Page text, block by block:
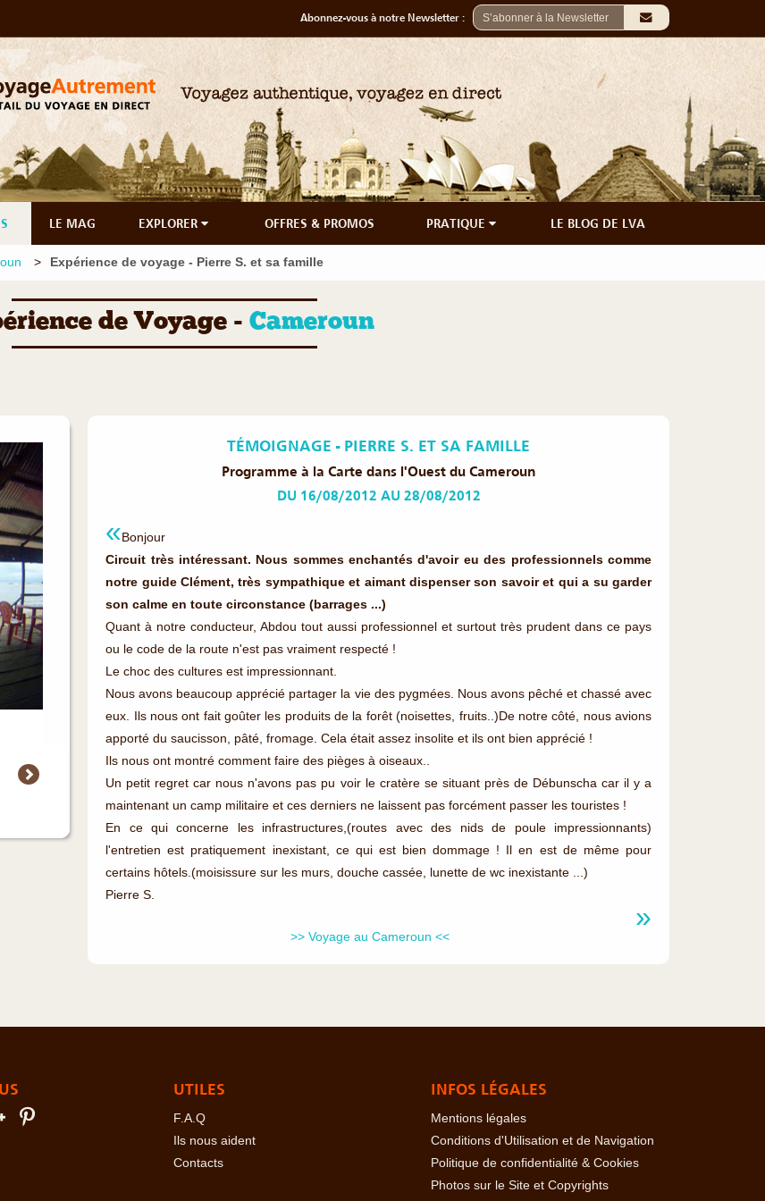
Abonnez-vous à notre Newsletter :
LE MAG EXPLORER OFFRES & PROMOS PRATIQUE LE BLOG DE LVA
Expérience de voyage - Pierre S. et sa famille
de Voyage - Cameroun
TÉMOIGNAGE - PIERRE S. ET SA FAMILLE
Programme à la Carte dans l'Ouest du Cameroun
DU 16/08/2012 AU 28/08/2012
Bonjour
Circuit très intéressant. Nous sommes enchantés d'avoir eu des professionnels comme
notre guide Clément, très sympathique et aimant dispenser son savoir et qui a su garder
son calme en toute circonstance (barrages ...)
Quant à notre conducteur, Abdou tout aussi professionnel et surtout très prudent dans ce pays
ou le code de la route n'est pas vraiment respecté !
Le choc des cultures est impressionnant.
Nous avons beaucoup apprécié partager la vie des pygmées. Nous avons pêché et chassé avec
eux. Ils nous ont fait goûter les produits de la forêt (noisettes, fruits..)De notre côté, nous avions
apporté du saucisson, pâté, fromage. Cela était assez insolite et ils ont bien apprécié !
Ils nous ont montré comment faire des pièges à oiseaux..
Un petit regret car nous n'avons pas pu voir le cratère se situant près de Débunscha car il y a
maintenant un camp militaire et ces derniers ne laissent pas forcément passer les touristes !
En ce qui concerne les infrastructures,(routes avec des nids de poule impressionnants)
l'entretien est pratiquement inexistant, ce qui est bien dommage ! Il en est de même pour
certains hôtels.(moisissure sur les murs, douche cassée, lunette de wc inexistante ...)
Pierre S.
>> Voyage au Cameroun <<
UTILES
F.A.Q
Ils nous aident
Contacts
INFOS LÉGALES
Mentions légales
Conditions d'Utilisation et de Navigation
Politique de confidentialité & Cookies
Photos sur le Site et Copyrights